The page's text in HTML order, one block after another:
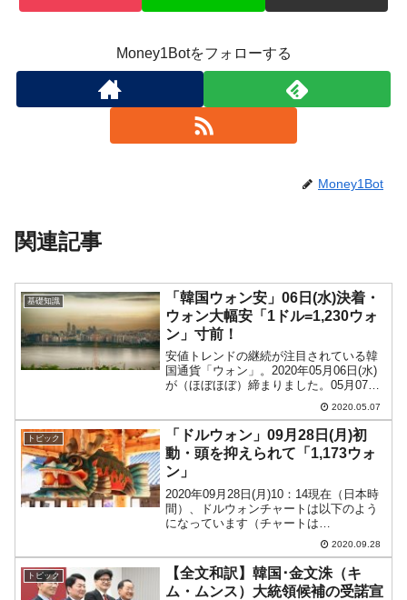
Money1Botをフォローする
Money1Bot
関連記事
基礎知識
「韓国ウォン安」06日(水)決着・
ウォン大幅安「1ドル=1,230ウォ
ン」寸前！
安値トレンドの継続が注目されている韓
国通貨「ウォン」。2020年05月06日(水)
が（ほぼほぼ）締まりました。05月07日
08：10現在（日本時間）、ドルウォンチ
ャートは以下のようになっています（チ
ャートは『Investing.com』より...
2020.05.07
トピック
「ドルウォン」09月28日(月)初
動・頭を抑えられて「1,173ウォ
ン」
2020年09月28日(月)10：14現在（日本時
間）、ドルウォンチャートは以下のよう
になっています（チャートは
『Investing.com』より引用：以下同）。
わずかながら上昇（ウォン安方向へ進
行）して始まったのですが現在は陰線。
ウォン高...
2020.09.28
トピック
【全文和訳】韓国･金文洙（キ
ム・ムンス）大統領候補の受諾宣